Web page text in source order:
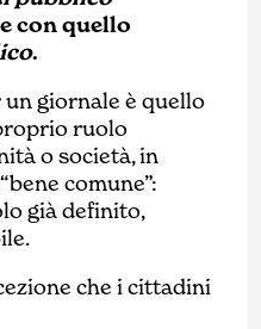
con quello
.
giornale è quello
ruolo
o società, in
comune”:
già definito,
che i cittadini